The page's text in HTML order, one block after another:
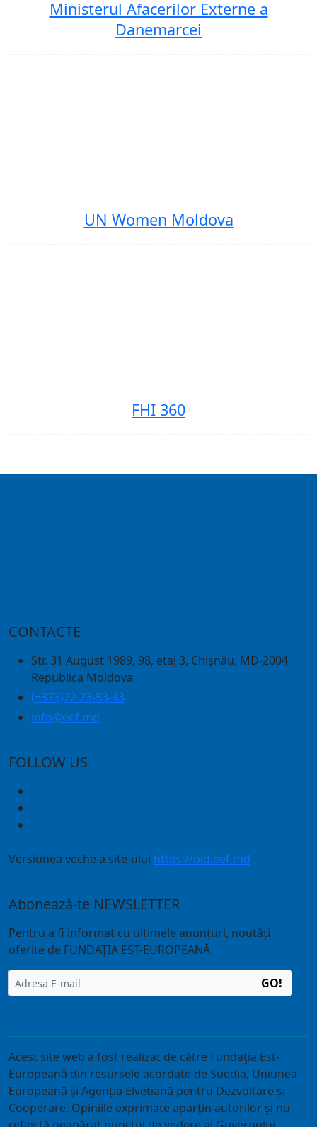
Ministerul Afacerilor Externe a
Danemarcei
UN Women Moldova
FHI 360
CONTACTE
Str. 31 August 1989, 98, etaj 3, Chişnău, MD-2004
Republica Moldova
(+373)22 23-53-43
info@eef.md
FOLLOW US
Versiunea veche a site-ului https://old.eef.md
Abonează-te NEWSLETTER
Pentru a fi informat cu ultimele anunțuri, noutăți
oferite de FUNDAŢIA EST-EUROPEANĂ
GO!
Acest site web a fost realizat de către Fundaţia Est-
Europeană din resursele acordate de Suedia, Uniunea
Europeană și Agenția Elvețiană pentru Dezvoltare și
Cooperare. Opiniile exprimate aparţin autorilor şi nu